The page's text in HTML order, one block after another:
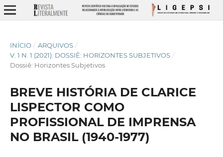
INÍCIO / ARQUIVOS /
V. 1 N. 1 (2021): DOSSIÊ: HORIZONTES SUBJETIVOS /
Dossiê: Horizontes Subjetivos
BREVE HISTÓRIA DE CLARICE
LISPECTOR COMO
PROFISSIONAL DE IMPRENSA
NO BRASIL (1940-1977)